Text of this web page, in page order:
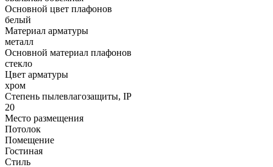
Основной цвет плафонов
белый
Материал арматуры
металл
Основной материал плафонов
стекло
Цвет арматуры
хром
Степень пылевлагозащиты, IP
20
Место размещения
Потолок
Помещение
Гостиная
Стиль